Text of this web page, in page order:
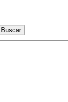
Buscar